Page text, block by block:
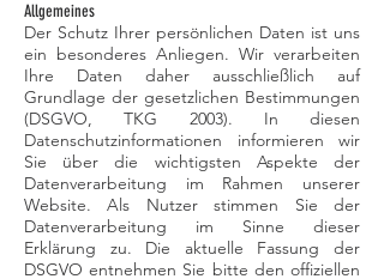
Allgemeines
Der Schutz Ihrer persönlichen Daten ist uns
ein besonderes Anliegen. Wir verarbeiten
Ihre Daten daher ausschließlich auf
Grundlage der gesetzlichen Bestimmungen
(DSGVO, TKG 2003). In diesen
Datenschutzinformationen informieren wir
Sie über die wichtigsten Aspekte der
Datenverarbeitung im Rahmen unserer
Website. Als Nutzer stimmen Sie der
Datenverarbeitung im Sinne dieser
Erklärung zu. Die aktuelle Fassung der
DSGVO entnehmen Sie bitte den offiziellen